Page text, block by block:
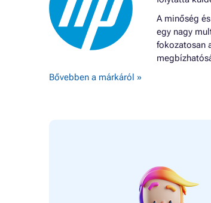
A minőség
egy nagy
fokozatosan
Bővebben a márkáról »